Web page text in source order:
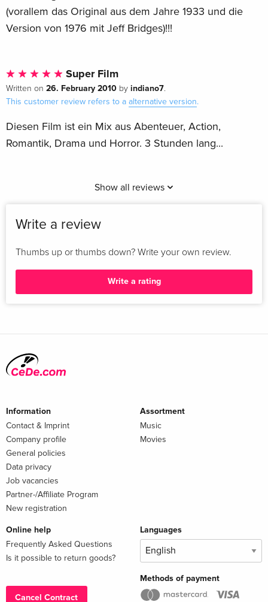
(vorallem das Original aus dem Jahre 1933 und die
Version von 1976 mit Jeff Bridges)!!!
Super Film
Written on 26. February 2010 by indiano7.
This customer review refers to a alternative version.
Diesen Film ist ein Mix aus Abenteuer, Action,
Romantik, Drama und Horror. 3 Stunden lang...
Show all reviews
Write a review
Thumbs up or thumbs down? Write your own review.
Write a rating
Information
Contact & Imprint
Company profile
General policies
Data privacy
Job vacancies
Partner-/Affiliate Program
New registration
Assortment
Music
Movies
Online help
Frequently Asked Questions
Is it possible to return goods?
Cancel Contract
Languages
Methods of payment